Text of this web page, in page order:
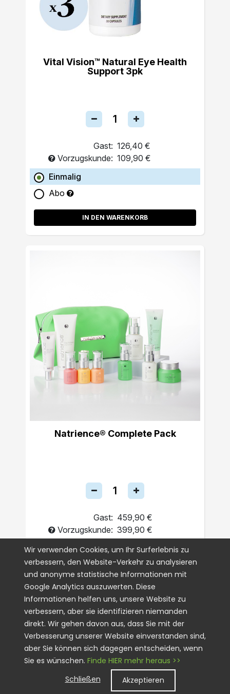
Vital Vision™ Natural Eye Health
Support 3pk
Gast: 126,40 €
Vorzugskunde: 109,90 €
Einmalig
Abo
IN DEN WARENKORB
Natrience® Complete Pack
Gast: 459,90 €
Vorzugskunde: 399,90 €
Einmalig
Abo
IN DEN WARENKORB
Wir verwenden Cookies, um Ihr Surferlebnis zu
verbessern, den Website-Verkehr zu analysieren
und anonyme statistische Informationen mit
Google Analytics auszuwerten. Diese
Informationen helfen uns, unsere Website zu
verbessern, aber sie identifizieren niemanden
direkt. Wir gehen davon aus, dass Sie mit der
Verbesserung unserer Website einverstanden sind,
aber Sie können sich dagegen entscheiden, wenn
Sie es wünschen. Finde HIER mehr heraus >>
Schließen
Akzeptieren